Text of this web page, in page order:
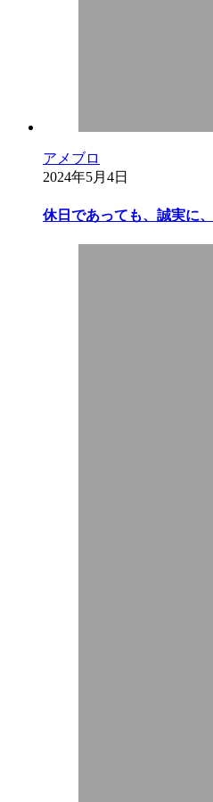
アメブロ
2024年5月4日
休日であっても、誠実に